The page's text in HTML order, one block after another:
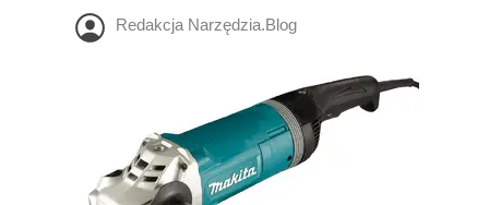
Redakcja Narzędzia.Blog